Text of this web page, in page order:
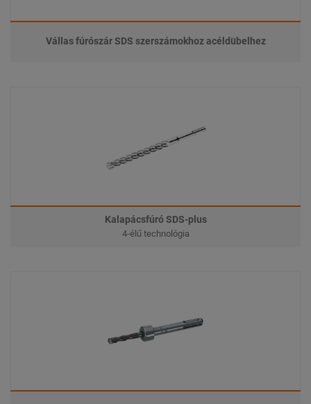
Vállas fúrószár SDS szerszámokhoz acéldübelhez
Kalapácsfúró SDS-plus
4-élű technológia